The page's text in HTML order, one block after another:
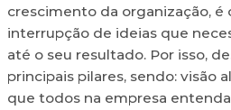
crescimento da organização, é
interrupção de ideias que
até o seu resultado. Por isso,
principais pilares, sendo: visão
que todos na empresa